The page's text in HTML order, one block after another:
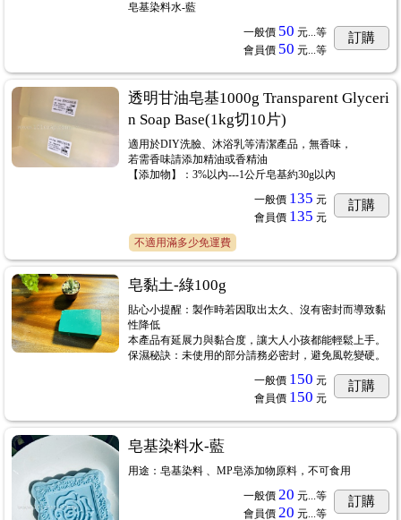
皂基染料水-藍
一般價 50 元...等
會員價 50 元...等
訂購
透明甘油皂基1000g Transparent Glyceri
n Soap Base(1kg切10片)
適用於DIY洗臉、沐浴乳等清潔產品，無香味，
若需香味請添加精油或香精油
【添加物】：3%以內---1公斤皂基約30g以內
一般價 135 元
會員價 135 元
訂購
不適用滿多少免運費
皂黏土-綠100g
貼心小提醒：製作時若因取出太久、沒有密封而導致黏
性降低
本產品有延展力與黏合度，讓大人小孩都能輕鬆上手。
保濕秘訣：未使用的部分請務必密封，避免風乾變硬。
一般價 150 元
會員價 150 元
訂購
皂基染料水-藍
用途：皂基染料 、MP皂添加物原料，不可食用
一般價 20 元...等
會員價 20 元...等
訂購